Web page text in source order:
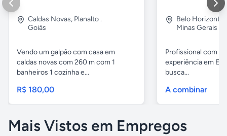
Caldas Novas, Planalto .
Goiás
Vendo um galpão com casa em
caldas novas com 260 m com 1
banheiros 1 cozinha e...
R$ 180,00
Belo Horizonte
Minas Gerais
Profissional com
experiência em
busca...
A combinar
Mais Vistos em Empregos